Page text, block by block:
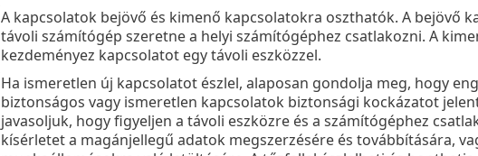
A kapcsolatok bejövő és kimenő kapcsolatokra oszthatók. A bejövő
távoli számítógép szeretne a helyi számítógéphez csatlakozni. A
kezdeményez kapcsolatot egy távoli eszközzel.
Ha ismeretlen új kapcsolatot észlel, alaposan gondolja meg, hogy
biztonságos vagy ismeretlen kapcsolatok biztonsági kockázatot
javasoljuk, hogy figyeljen a távoli eszközre és a számítógéphez
kísérletet a magánjellegű adatok megszerzésére és továbbítására,